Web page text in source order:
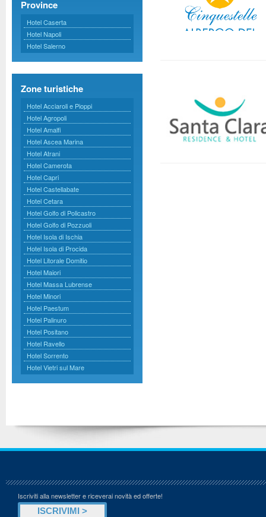
Province
Hotel Caserta
Hotel Napoli
Hotel Salerno
Zone turistiche
Hotel Acciaroli e Pioppi
Hotel Agropoli
Hotel Amalfi
Hotel Ascea Marina
Hotel Atrani
Hotel Camerota
Hotel Capri
Hotel Castellabate
Hotel Cetara
Hotel Golfo di Policastro
Hotel Golfo di Pozzuoli
Hotel Isola di Ischia
Hotel Isola di Procida
Hotel Litorale Domitio
Hotel Maiori
Hotel Massa Lubrense
Hotel Minori
Hotel Paestum
Hotel Palinuro
Hotel Positano
Hotel Ravello
Hotel Sorrento
Hotel Vietri sul Mare
Iscriviti alla newsletter e riceverai novità ed offerte!